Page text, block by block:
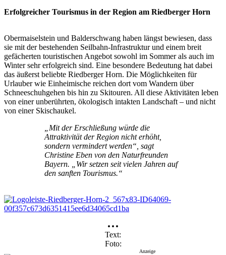
Erfolgreicher Tourismus in der Region am Riedberger Horn
Obermaiselstein und Balderschwang haben längst bewiesen, dass
sie mit der bestehenden Seilbahn-Infrastruktur und einem breit
gefächerten touristischen Angebot sowohl im Sommer als auch im
Winter sehr erfolgreich sind. Eine besondere Bedeutung hat dabei
das äußerst beliebte Riedberger Horn. Die Möglichkeiten für
Urlauber wie Einheimische reichen dort vom Wandern über
Schneeschuhgehen bis hin zu Skitouren. All diese Aktivitäten leben
von einer unberührten, ökologisch intakten Landschaft – und nicht
von einer Skischaukel.
„Mit der Erschließung würde die
Attraktivität der Region nicht erhöht,
sondern vermindert werden“, sagt
Christine Eben von den Naturfreunden
Bayern. „Wir setzen seit vielen Jahren auf
den sanften Tourismus.“
Text
Foto
Anzeige